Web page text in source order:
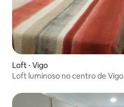
Loft ⋅ Vigo
Loft luminoso no centro de Vigo